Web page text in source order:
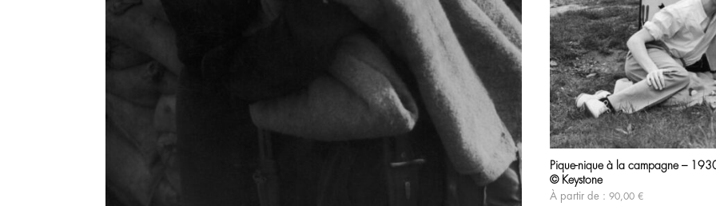
Pique-nique à la campagne –
© Keystone
À partir de : 90,00 €